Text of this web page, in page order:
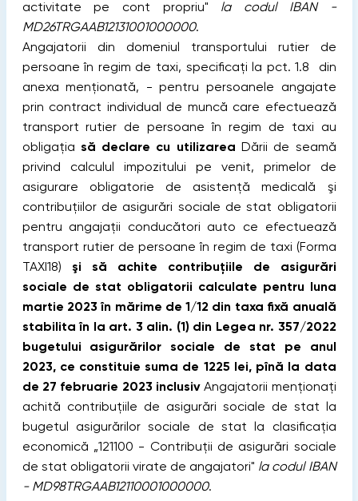
activitate pe cont propriu" la codul IBAN -
MD26TRGAAB12131001000000.
Angajatorii din domeniul transportului rutier de
persoane în regim de taxi, specificaţi la pct. 1.8 din
anexa menţionată, - pentru persoanele angajate
prin contract individual de muncă care efectuează
transport rutier de persoane în regim de taxi au
obligaţia să declare cu utilizarea Dării de seamă
privind calculul impozitului pe venit, primelor de
asigurare obligatorie de asistență medicală şi
contribuțiilor de asigurări sociale de stat obligatorii
pentru angajații conducători auto ce efectuează
transport rutier de persoane în regim de taxi (Forma
TAXI18) şi să achite contribuţiile de asigurări
sociale de stat obligatorii calculate pentru luna
martie 2023 în mărime de 1/12 din taxa fixă anuală
stabilita în la art. 3 alin. (1) din Legea nr. 357/2022
bugetului asigurărilor sociale de stat pe anul
2023, ce constituie suma de 1225 lei, pînă la data
de 27 februarie 2023 inclusivAngajatorii menţionaţi
achită contribuţiile de asigurări sociale de stat la
bugetul asigurărilor sociale de stat la clasificaţia
economică „121100 - Contribuţii de asigurări sociale
de stat obligatorii virate de angajatori" la codul IBAN
- MD98TRGAAB12110001000000.